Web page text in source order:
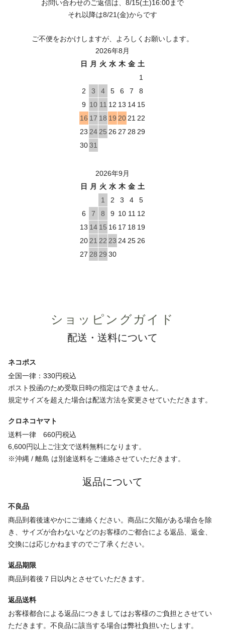
お問い合わせのご返信は、8/15(土)16:00まで
それ以降は8/21(金)からです
ご不便をおかけしますが、よろしくお願いします。
2026年8月
日
月 火 水 木 金 土
1
2
3 4 5 6 7
8
9 10 11 12 13 14 15
16 17 18 19 20 21 22
23 24 25 26 27 28 29
3031
2026年9月
日
月 火 水 木 金 土
1
2 3 4
5
6
7 8 9 10 11 12
13 14 15 16 17 18 19
20 21 22 23 24 25 26
27 28 29 30
ショッピングガイド
配送・送料について
ネコポス
全国一律：330円税込
ポスト投函のため受取日時の指定はできません。
規定サイズを超えた場合は配送方法を変更させていただきます。
クロネコヤマト
送料一律 660円税込
6,600円以上ご注文で送料無料になります。
※沖縄 / 離島 は別途送料をご連絡させていただきます。
返品について
不良品
商品到着後速やかにご連絡ください。商品に欠陥がある場合を除
き、サイズが合わないなどのお客様のご都合による返品、返金、
交換には応じかねますのでご了承ください。
返品期限
商品到着後７日以内とさせていただきます。
返品送料
お客様都合による返品につきましてはお客様のご負担とさせてい
ただきます。不良品に該当する場合は弊社負担いたします。